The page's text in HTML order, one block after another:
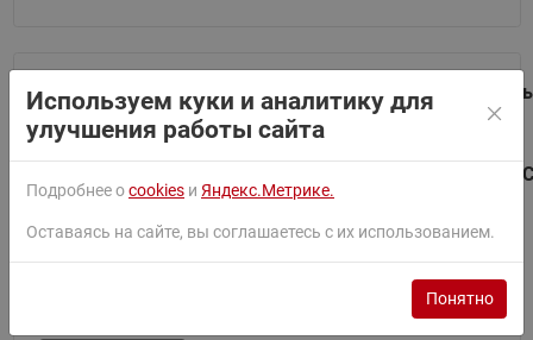
Danfoss 131B0719 — Преобразователь
частоты VLT AutomationDrive
Смотреть документацию
Используем куки и аналитику для
улучшения работы сайта
Подробнее оcookies и Яндекс.Метрике.
Оставаясь на сайте, вы соглашаетесь с их использованием.
Понятно